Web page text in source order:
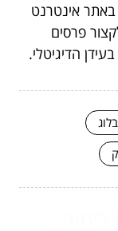
באתר אינטרנט
פרסים
הדיגיטלי.
בלוג